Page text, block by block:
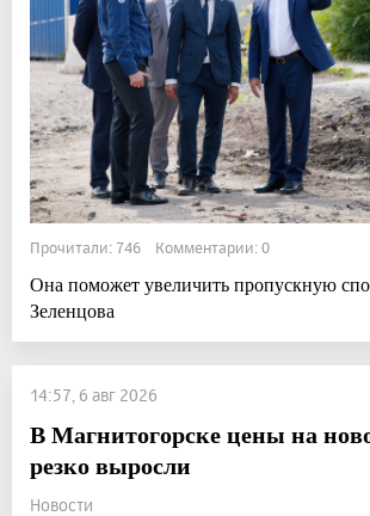
Прочитали: 746 Комментарии: 0
Она поможет увеличить пропускную
Зеленцова
14:57, 6 авг 2026
В Магнитогорске цены на
резко выросли
Новости